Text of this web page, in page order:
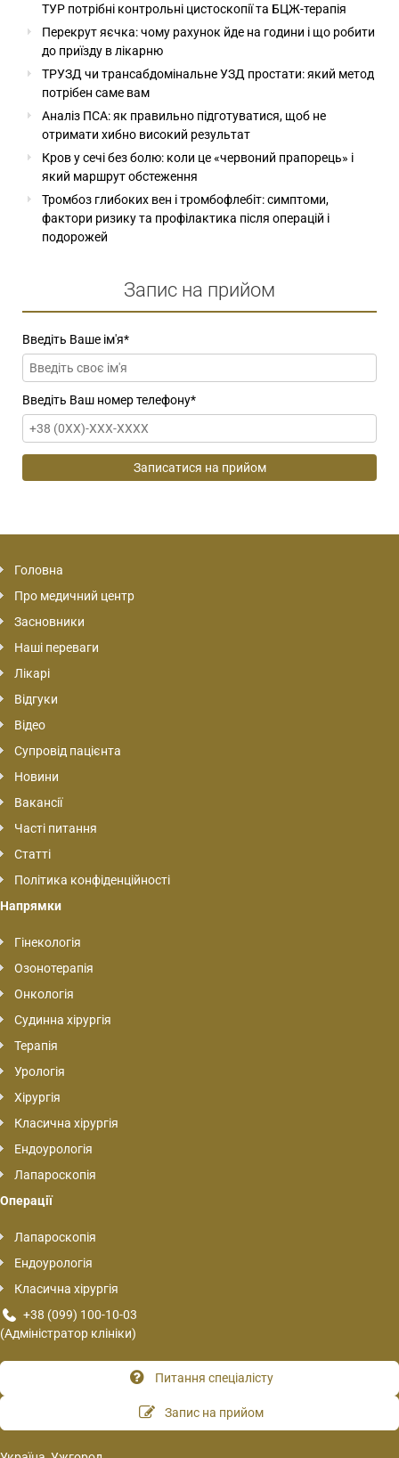
ТУР потрібні контрольні цистоскопії та БЦЖ-терапія
Перекрут яєчка: чому рахунок йде на години і що робити
до приїзду в лікарню
ТРУЗД чи трансабдомінальне УЗД простати: який метод
потрібен саме вам
Аналіз ПСА: як правильно підготуватися, щоб не
отримати хибно високий результат
Кров у сечі без болю: коли це «червоний прапорець» і
який маршрут обстеження
Тромбоз глибоких вен і тромбофлебіт: симптоми,
фактори ризику та профілактика після операцій і
подорожей
Запис на прийом
Введіть Ваше ім'я*
Введіть Ваш номер телефону*
Головна
Про медичний центр
Засновники
Наші переваги
Лікарі
Відгуки
Відео
Супровід пацієнта
Новини
Вакансії
Часті питання
Статті
Політика конфіденційності
Напрямки
Гінекологія
Озонотерапія
Онкологія
Судинна хірургія
Терапія
Урологія
Хірургія
Класична хірургія
Ендоурологія
Лапароскопія
Операції
Лапароскопія
Ендоурологія
Класична хірургія
+38 (099) 100-10-03
(Адміністратор клініки)
Питання спеціалісту
Запис на прийом